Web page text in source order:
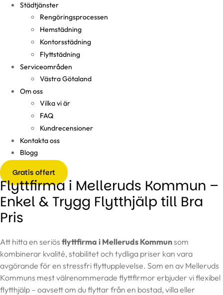
Städtjänster
Rengöringsprocessen
Hemstädning
Kontorsstädning
Flyttstädning
Serviceområden
Västra Götaland
Om oss
Vilka vi är
FAQ
Kundrecensioner
Kontakta oss
Blogg
Gratis offert
Flyttfirma i Melleruds Kommun –
Enkel & Trygg Flytthjälp till Bra
Pris
Att hitta en seriös flyttfirma i Melleruds Kommunsom
kombinerar kvalité, stabilitet och tydliga priser kan vara
avgörande för en stressfri flyttupplevelse. Som en av Melleruds
Kommuns mest välrenommerade flyttfirmor erbjuder vi flexibel
flytthjälp – oavsett om du flyttar från en bostad, villa eller